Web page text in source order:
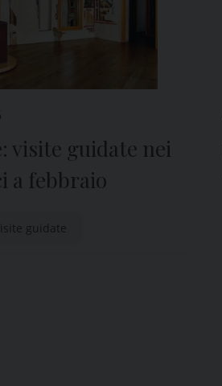
visite guidate nei
a febbraio
guidate